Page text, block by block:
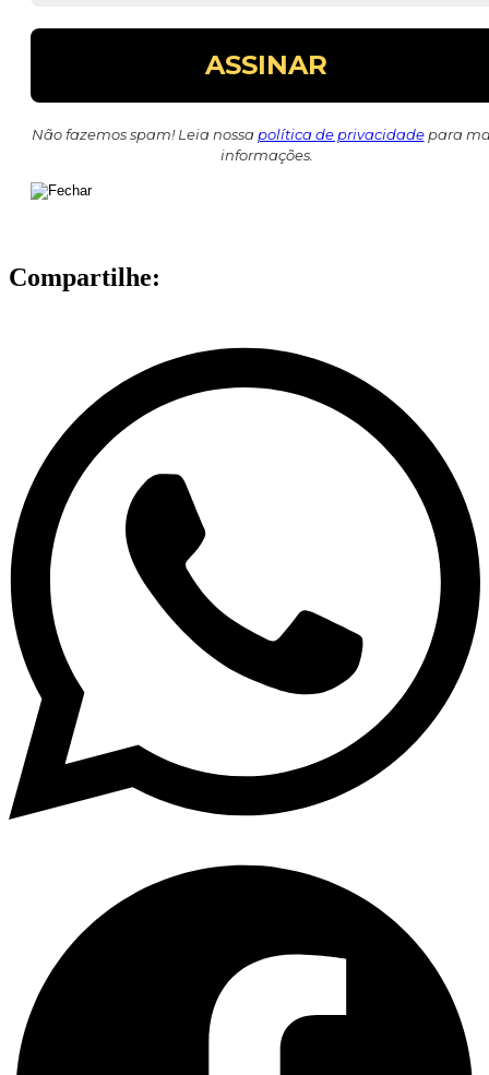
Não fazemos spam! Leia nossapolítica de privacidadepara
informações.
Compartilhe: